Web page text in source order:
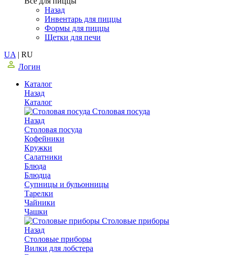
Назад
Инвентарь для пиццы
Формы для пиццы
Щетки для печи
UA | RU
Логин
Каталог
Назад
Каталог
Столовая посуда
Назад
Столовая посуда
Кофейники
Кружки
Салатники
Блюда
Блюдца
Супницы и бульонницы
Тарелки
Чайники
Чашки
Cтоловые приборы
Назад
Cтоловые приборы
Вилки для лобстера